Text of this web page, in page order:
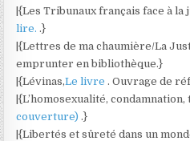
|{Les Tribunaux français face à
lire..}
|{Lettres de ma chaumière/La
emprunter en bibliothèque.}
|{Lévinas,Le livre. Ouvrage de
|{L’homosexualité,
couverture).}
|{Libertés et sûreté dans un